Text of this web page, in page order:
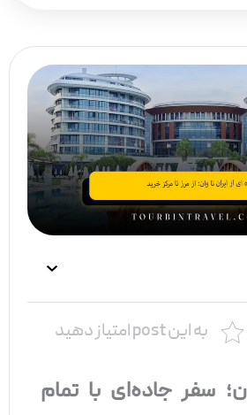
به این post امتیاز دهید
سفر جاده‌ای با تمام